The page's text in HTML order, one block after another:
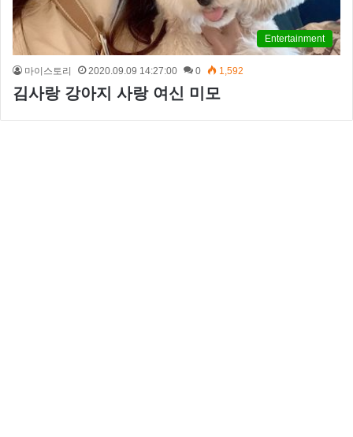
Entertainment
마이스토리 2020.09.09 14:27:00 0 1,592
김사랑 강아지 사랑 여신 미모